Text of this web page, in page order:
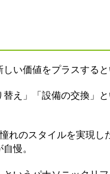
い価値をプラスすると
え」「設備の交換」
れのスタイルを実現
慢。